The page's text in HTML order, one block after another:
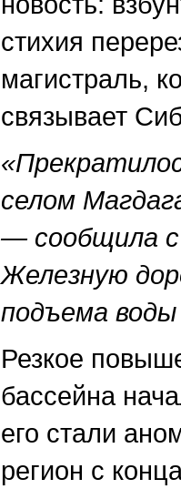
стихия
магистраль,
связывает
селом
— сообщила
Железную
подъема
Резкое
бассейна
его стали
регион с